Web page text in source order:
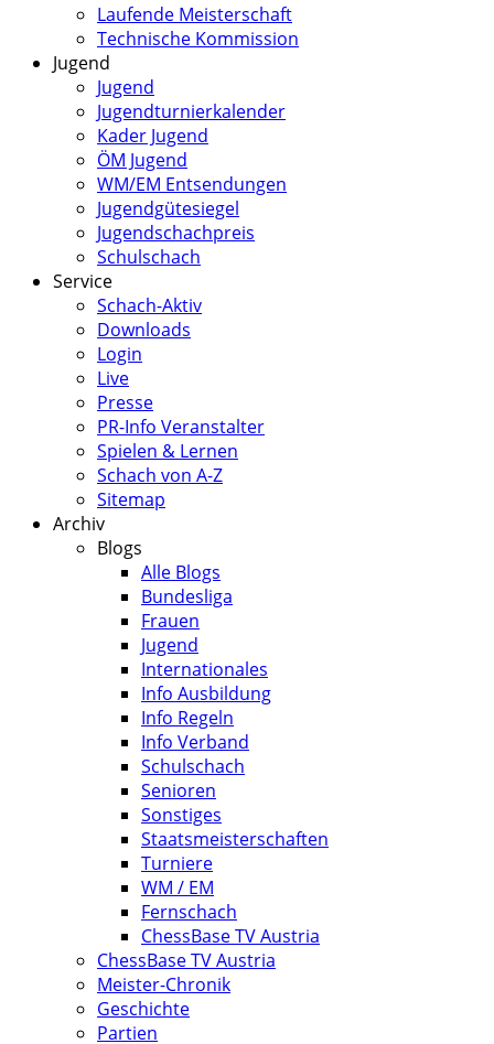
Laufende Meisterschaft
Technische Kommission
Jugend
Jugend
Jugendturnierkalender
Kader Jugend
ÖM Jugend
WM/EM Entsendungen
Jugendgütesiegel
Jugendschachpreis
Schulschach
Service
Schach-Aktiv
Downloads
Login
Live
Presse
PR-Info Veranstalter
Spielen & Lernen
Schach von A-Z
Sitemap
Archiv
Blogs
Alle Blogs
Bundesliga
Frauen
Jugend
Internationales
Info Ausbildung
Info Regeln
Info Verband
Schulschach
Senioren
Sonstiges
Staatsmeisterschaften
Turniere
WM / EM
Fernschach
ChessBase TV Austria
ChessBase TV Austria
Meister-Chronik
Geschichte
Partien